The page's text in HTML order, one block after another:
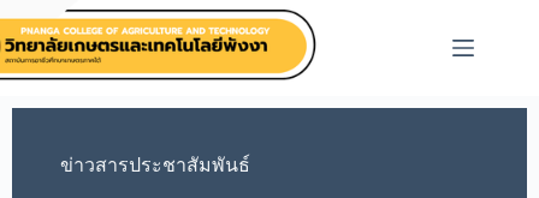
ข่าวสารประชาสัมพันธ์